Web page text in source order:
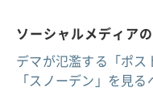
ソーシャルメディア
デマが氾濫する「ポ
「スノーデン」を見る